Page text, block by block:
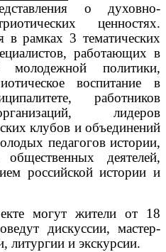
о духовно-
ценностях.
в рамках 3 тематических
работающих в
молодежной политики,
воспитание в
работников
лидеров
клубов и объединений
педагогов истории,
общественных деятелей,
российской истории и
могут жители от 18
дискуссии, мастер-
литургии и экскурсии.